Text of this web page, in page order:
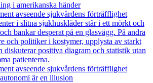
i amerikanska händer
avseende sjukvårdens förträfflighet
avseende sjukvårdens förträfflighet
är en illusion